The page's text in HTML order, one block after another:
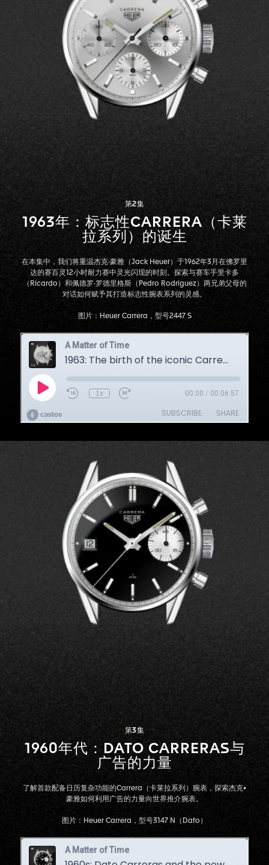
第2集
1963年：标志性CARRERA（卡莱
拉系列）的诞生
在本集中，我们将重温杰克·豪雅（Jack Heuer）于1962年3月在佛罗里
达的赛百灵12小时耐力赛中灵光闪现的时刻。探索与赛车手里卡多
（Ricardo）和佩德罗·罗德里格斯（Pedro Rodriguez）两兄弟父母的
对话如何赋予其打造标志性腕表系列的灵感。
图片：Heuer Carrera，型号2447 S
第3集
1960年代：DATO CARRERAS与
广告的力量
了解首款配备日历复杂功能的Carrera（卡莱拉系列）腕表，探索杰克•
豪雅如何利用广告的力量向世界推介腕表。
图片：Heuer Carrera，型号3147 N（Dato）